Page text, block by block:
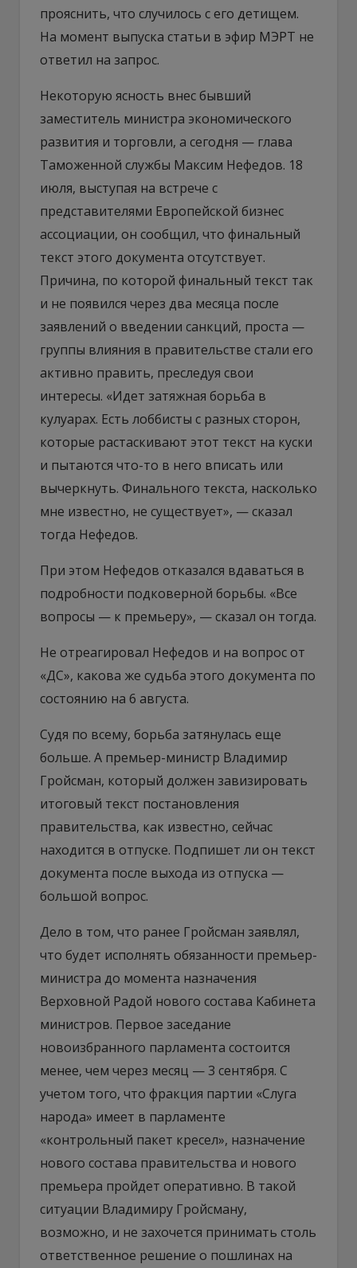
прояснить, что случилось с его детищем.
На момент выпуска статьи в эфир МЭРТ не
ответил на запрос.
Некоторую ясность внес бывший
заместитель министра экономического
развития и торговли, а сегодня — глава
Таможенной службы Максим Нефедов. 18
июля, выступая на встрече с
представителями Европейской бизнес
ассоциации, он сообщил, что финальный
текст этого документа отсутствует.
Причина, по которой финальный текст так
и не появился через два месяца после
заявлений о введении санкций, проста —
группы влияния в правительстве стали его
активно править, преследуя свои
интересы. «Идет затяжная борьба в
кулуарах. Есть лоббисты с разных сторон,
которые растаскивают этот текст на куски
и пытаются что-то в него вписать или
вычеркнуть. Финального текста, насколько
мне известно, не существует», — сказал
тогда Нефедов.
При этом Нефедов отказался вдаваться в
подробности подковерной борьбы. «Все
вопросы — к премьеру», — сказал он тогда.
Не отреагировал Нефедов и на вопрос от
«ДС», какова же судьба этого документа по
состоянию на 6 августа.
Судя по всему, борьба затянулась еще
больше. А премьер-министр Владимир
Гройсман, который должен завизировать
итоговый текст постановления
правительства, как известно, сейчас
находится в отпуске. Подпишет ли он текст
документа после выхода из отпуска —
большой вопрос.
Дело в том, что ранее Гройсман заявлял,
что будет исполнять обязанности премьер-
министра до момента назначения
Верховной Радой нового состава Кабинета
министров. Первое заседание
новоизбранного парламента состоится
менее, чем через месяц — 3 сентября. С
учетом того, что фракция партии «Слуга
народа» имеет в парламенте
«контрольный пакет кресел», назначение
нового состава правительства и нового
премьера пройдет оперативно. В такой
ситуации Владимиру Гройсману,
возможно, и не захочется принимать столь
ответственное решение о пошлинах на